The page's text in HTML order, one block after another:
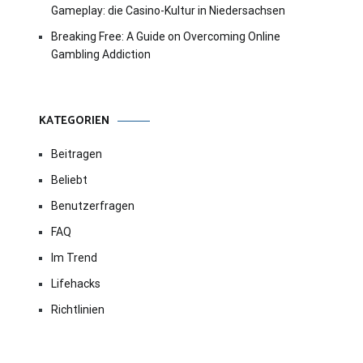
Gameplay: die Casino-Kultur in Niedersachsen
Breaking Free: A Guide on Overcoming Online
Gambling Addiction
KATEGORIEN
Beitragen
Beliebt
Benutzerfragen
FAQ
Im Trend
Lifehacks
Richtlinien